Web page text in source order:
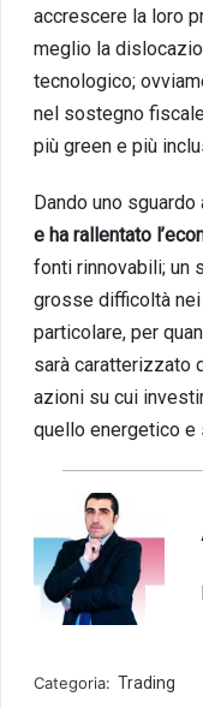
accrescere la loro
meglio la
tecnologico;
nel sostegno
più green e più
Dando uno
e ha rallentato
fonti rinnovabili; un
grosse difficoltà
particolare, per
sarà caratterizzato
azioni su cui
quello energetico e
Categoria: Trading